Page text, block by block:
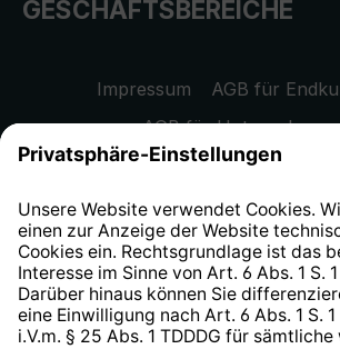
GESCHÄFTSBEREICHE
Impressum
AGB für
AGB für Unternehmen
Datenschutzhinweis
Widerrufsrecht
Barrierefreiheit